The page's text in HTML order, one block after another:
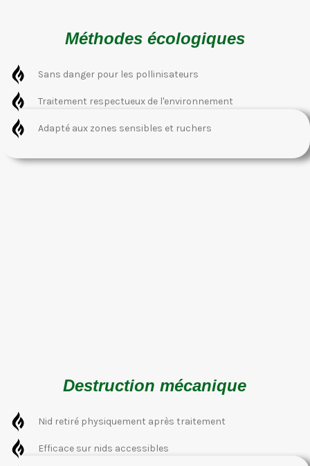
Méthodes écologiques
Sans danger pour les pollinisateurs
Traitement respectueux de l'environnement
Adapté aux zones sensibles et ruchers
Destruction mécanique
Nid retiré physiquement après traitement
Efficace sur nids accessibles